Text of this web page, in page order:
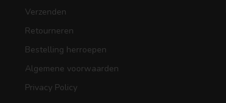
Verzenden
Retourneren
Bestelling herroepen
Algemene voorwaarden
Privacy Policy